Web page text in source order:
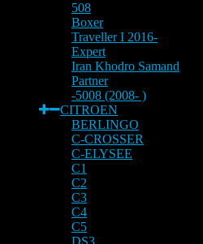
508
Boxer
Traveller I 2016-
Expert
Iran Khodro Samand
Partner
-5008 (2008- )
CITROEN
BERLINGO
C-CROSSER
C-ELYSEE
C1
C2
C3
C4
C5
DS3